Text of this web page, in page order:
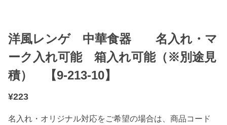
洋風レンゲ 中華食器 名入れ・マ
ーク入れ可能 箱入れ可能（※別途見
積） 【9-213-10】
¥223
名入れ・オリジナル対応をご希望の場合は、商品コード